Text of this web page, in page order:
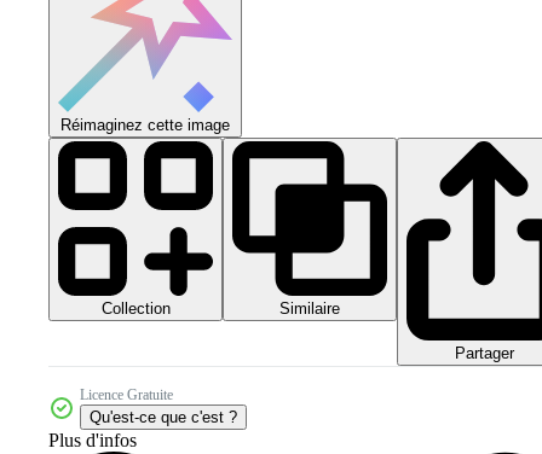
Réimaginez cette image
Collection Similaire
Partager
Licence Gratuite
Qu'est-ce que c'est ?
Plus d'infos